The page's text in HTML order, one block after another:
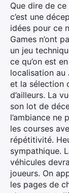
Que dire de ce
c’est une
idées pour ce
Games n’ont
un jeu
ce qu’on est
localisation au
et la sélection
d’ailleurs. La
son lot de
l’ambiance ne
les courses
répétitivité.
sympathique.
véhicules
joueurs. On
les pages de